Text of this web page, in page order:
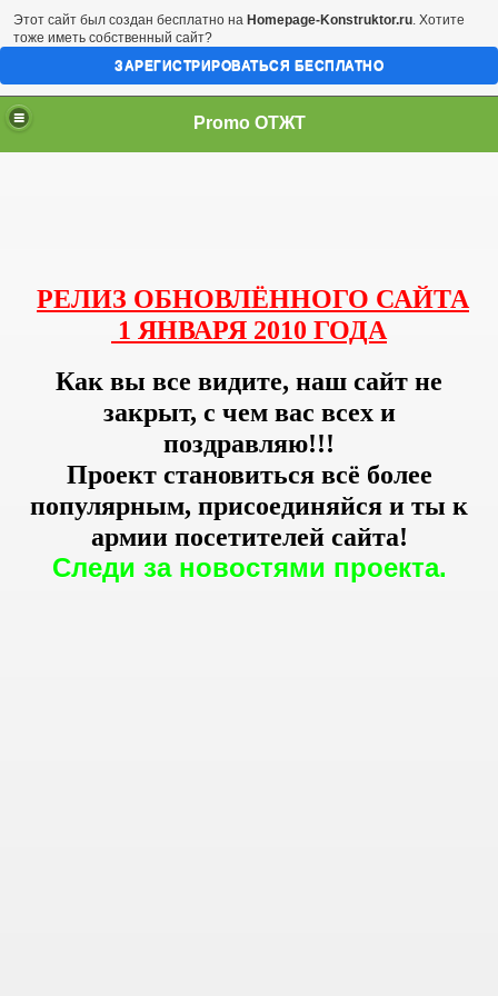
Promo ОТЖТ
РЕЛИЗ ОБНОВЛЁННОГО САЙТА
1 ЯНВАРЯ 2010 ГОДА
Как вы все видите, наш сайт не
закрыт, с чем вас всех и
поздравляю!!!
Проект становиться всё более
популярным, присоединяйся и ты к
армии посетителей сайта!
Следи за новостями проекта.
Этот сайт был создан бесплатно на Homepage-Konstruktor.ru. Хотите
тоже иметь собственный сайт?
ЗАРЕГИСТРИРОВАТЬСЯ БЕСПЛАТНО